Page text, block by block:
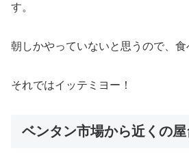
す。
朝しかやっていないと思うので、食
それではイッテミヨー！
ベンタン市場から近くの屋